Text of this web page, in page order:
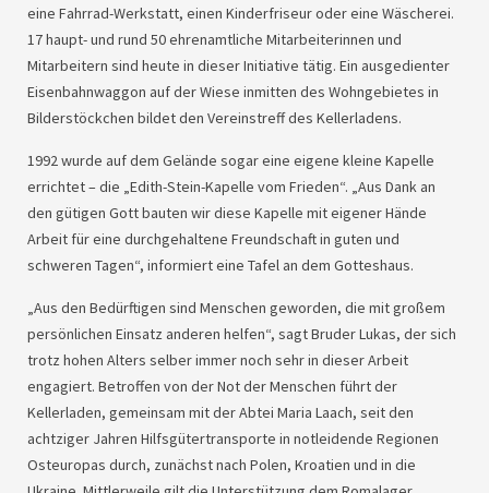
eine Fahrrad-Werkstatt, einen Kinderfriseur oder eine Wäscherei.
17 haupt- und rund 50 ehrenamtliche Mitarbeiterinnen und
Mitarbeitern sind heute in dieser Initiative tätig. Ein ausgedienter
Eisenbahnwaggon auf der Wiese inmitten des Wohngebietes in
Bilderstöckchen bildet den Vereinstreff des Kellerladens.
1992 wurde auf dem Gelände sogar eine eigene kleine Kapelle
errichtet – die „Edith-Stein-Kapelle vom Frieden“. „Aus Dank an
den gütigen Gott bauten wir diese Kapelle mit eigener Hände
Arbeit für eine durchgehaltene Freundschaft in guten und
schweren Tagen“, informiert eine Tafel an dem Gotteshaus.
„Aus den Bedürftigen sind Menschen geworden, die mit großem
persönlichen Einsatz anderen helfen“, sagt Bruder Lukas, der sich
trotz hohen Alters selber immer noch sehr in dieser Arbeit
engagiert. Betroffen von der Not der Menschen führt der
Kellerladen, gemeinsam mit der Abtei Maria Laach, seit den
achtziger Jahren Hilfsgütertransporte in notleidende Regionen
Osteuropas durch, zunächst nach Polen, Kroatien und in die